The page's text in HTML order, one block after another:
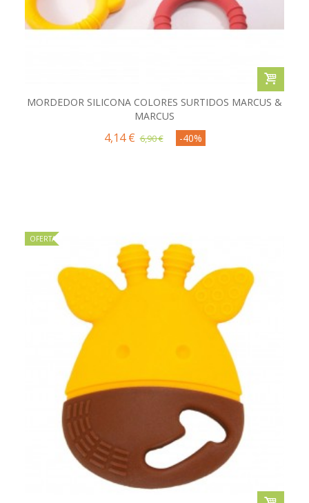
MORDEDOR SILICONA COLORES SURTIDOS MARCUS &
MARCUS
4,14 € 6,90 € -40%
OFERTA